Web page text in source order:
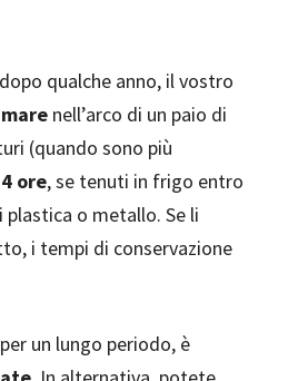
qualche anno, il vostro
nell’arco di un paio di
(quando sono più
ore, se tenuti in frigo entro
o metallo. Se li
i tempi di conservazione
un lungo periodo, è